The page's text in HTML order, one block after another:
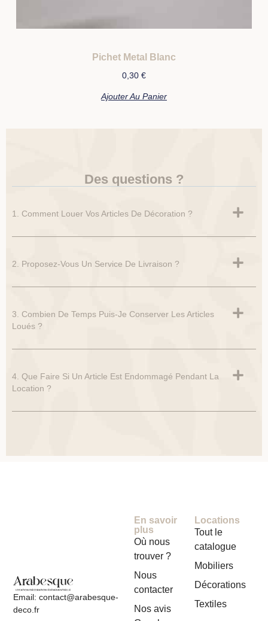
Pichet Metal Blanc
0,30 €
Ajouter Au Panier
Des questions ?
1. Comment Louer Vos Articles De Décoration ?
2. Proposez-Vous Un Service De Livraison ?
3. Combien De Temps Puis-Je Conserver Les Articles
Loués ?
4. Que Faire Si Un Article Est Endommagé Pendant La
Location ?
Email: contact@arabesque-
deco.fr
Locations
Tout le
catalogue
Mobiliers
Décorations
Textiles
En savoir
plus
Où nous
trouver ?
Nous
contacter
Nos avis